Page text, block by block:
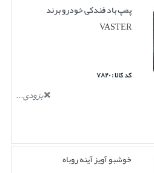
پمپ باد فندکی خودرو برند
VASTER
کد کالا : ۷۸۲۰
بزودی...
خوشبو آویز آینه روباه